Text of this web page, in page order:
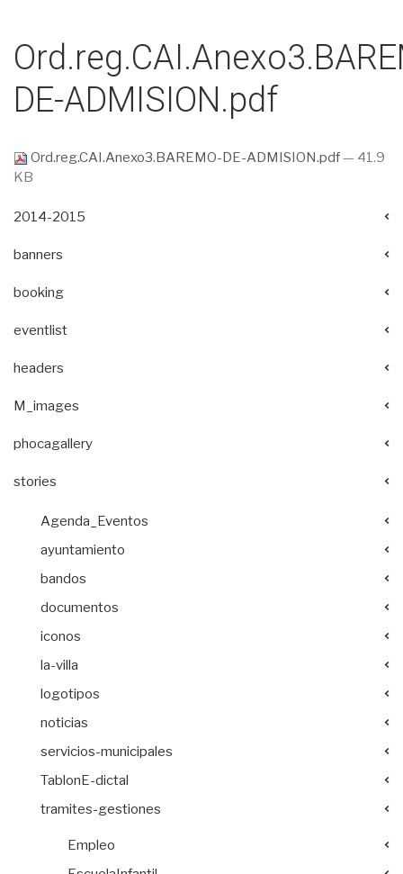
DE-ADMISION.pdf
Ord.reg.CAI.Anexo3.BAREMO-DE-ADMISION.pdf— 41.9
KB
2014-2015
banners
booking
eventlist
headers
M_images
phocagallery
stories
Agenda_Eventos
ayuntamiento
bandos
documentos
iconos
la-villa
logotipos
noticias
servicios-municipales
TablonE-dictal
tramites-gestiones
Empleo